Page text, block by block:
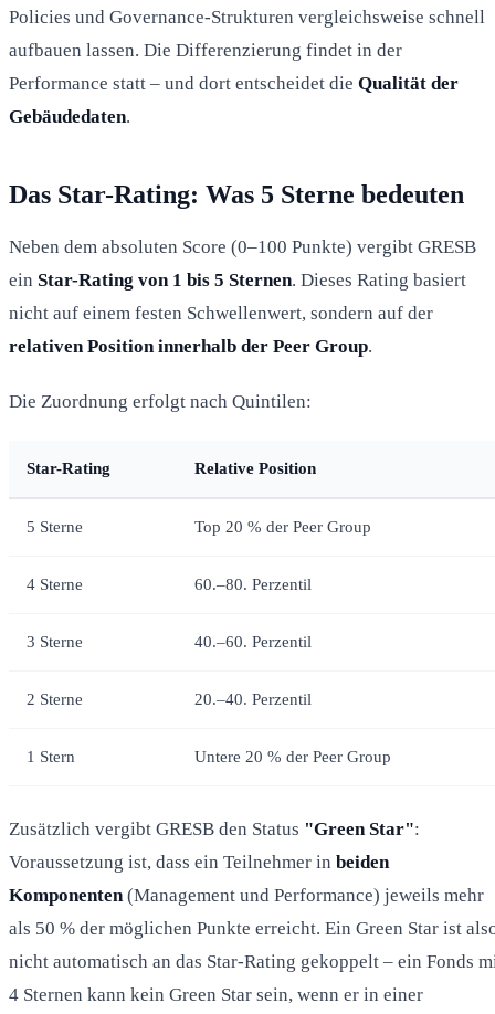
Policies und Governance-Strukturen vergleichsweise schnell
aufbauen lassen. Die Differenzierung findet in der
Performance statt – und dort entscheidet die Qualität der
Gebäudedaten.
Das Star-Rating: Was 5 Sterne bedeuten
Neben dem absoluten Score (0–100 Punkte) vergibt GRESB
ein Star-Rating von 1 bis 5 Sternen. Dieses Rating basiert
nicht auf einem festen Schwellenwert, sondern auf der
relativen Position innerhalb der Peer Group.
Die Zuordnung erfolgt nach Quintilen:
Star-Rating Relative Position
5 Sterne Top 20 % der Peer Group
4 Sterne 60.–80. Perzentil
3 Sterne 40.–60. Perzentil
2 Sterne 20.–40. Perzentil
1 Stern Untere 20 % der Peer Group
Zusätzlich vergibt GRESB den Status "Green Star":
Voraussetzung ist, dass ein Teilnehmer in beiden
Komponenten(Management und Performance) jeweils mehr
als 50 % der möglichen Punkte erreicht. Ein Green Star ist
nicht automatisch an das Star-Rating gekoppelt – ein Fonds
4 Sternen kann kein Green Star sein, wenn er in einer